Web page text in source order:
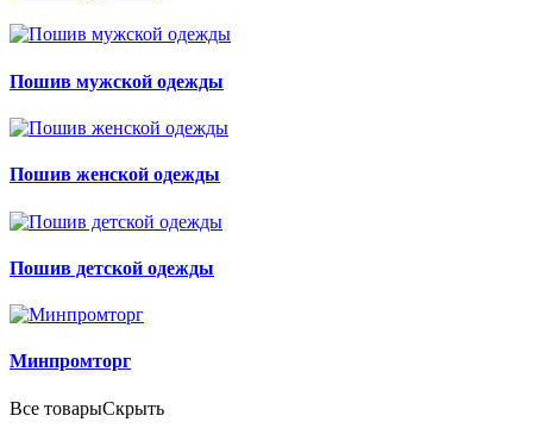
Пошив мужской одежды
Пошив женской одежды
Пошив детской одежды
Минпромторг
Все товарыСкрыть